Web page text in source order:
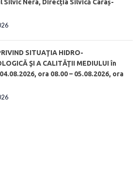
Silvic Nera, Direcția Silvică Caraș-
SITUAŢIA HIDRO-
ŞI A CALITĂŢII MEDIULUI în
ora 08.00 – 05.08.2026, ora